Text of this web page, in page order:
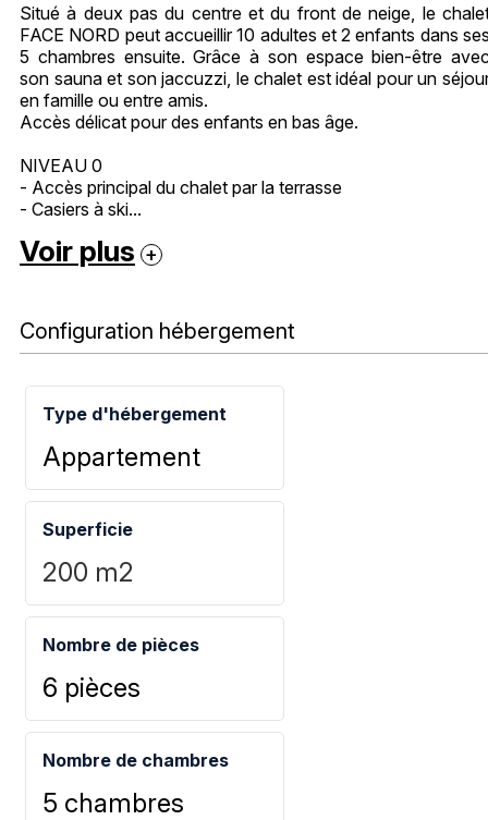
Situé à deux pas du centre et du front de neige, le
FACE NORD peut accueillir 10 adultes et 2 enfants dans
5 chambres ensuite. Grâce à son espace bien-être
son sauna et son jaccuzzi, le chalet est idéal pour un
en famille ou entre amis.
Accès délicat pour des enfants en bas âge.
NIVEAU 0
- Accès principal du chalet par la terrasse
- Casiers à ski...
Voir plus
Configuration hébergement
Type d'hébergement
Appartement
Superficie
200 m2
Nombre de pièces
6 pièces
Nombre de chambres
5 chambres